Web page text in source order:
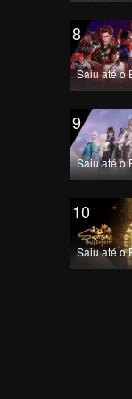
8
Saiu até o
9
Saiu até o
10
Saiu até o